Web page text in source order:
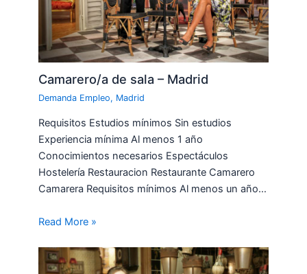
Camarero/a de sala – Madrid
Demanda Empleo, Madrid
Requisitos Estudios mínimos Sin estudios
Experiencia mínima Al menos 1 año
Conocimientos necesarios Espectáculos
Hostelería Restauracion Restaurante Camarero
Camarera Requisitos mínimos Al menos un año…
Read More »